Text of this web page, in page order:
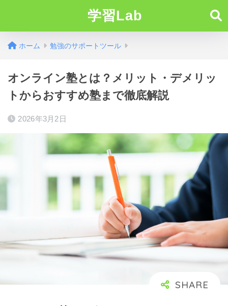
学習Lab
ホーム 勉強のサポートツール
オンライン塾とは？メリット・デメリッ
トからおすすめ塾まで徹底解説
2026年3月2日